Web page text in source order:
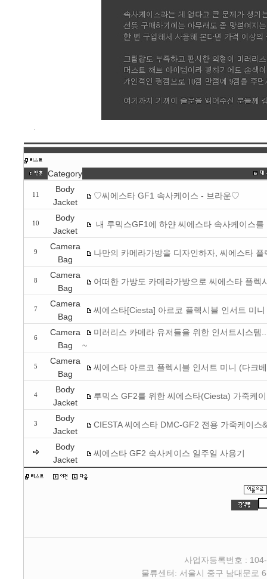
Category
11
Body
Jacket
♡씨에스타 GF1 속사케이스 - 브라운♡
10
Body
Jacket
내 루믹스GF1에 하얀 씨에스타 속사케이스를
9
Camera
Bag
나만의 카메라가방을 디자인하자, 씨에스타 플
8
Camera
Bag
어떠한 가방도 카메라가방으로 씨에스타 플렉
7
Camera
Bag
씨에스타[Ciesta] 아르코 플렉시블 인서트 미
6
Camera
Bag
미러리스 카메라 유저들을 위한 인서트시스
~
5
Camera
Bag
씨에스타 아르코 플렉시블 인서트 미니 (다크
4
Body
Jacket
루믹스 GF2를 위한 씨에스타(Ciesta) 가죽케
3
Body
Jacket
CIESTA 씨에스타 DMC-GF2 전용 가죽케이스
Body
Jacket
씨에스타 GF2 속사케이스 일주일 사용기
사업자등록번호 :
물류센터: 서울시 중구 남대문로